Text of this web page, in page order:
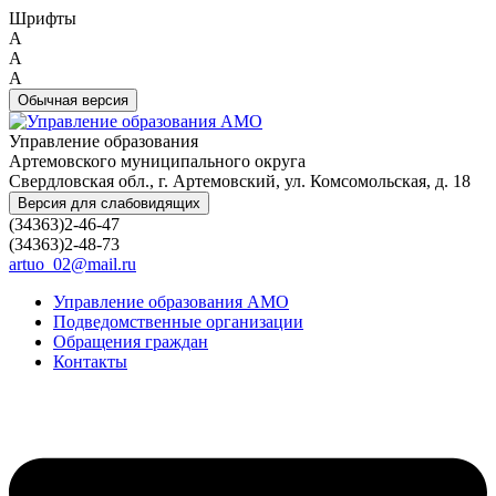
Шрифты
A
A
A
Обычная версия
Управление образования
Артемовского муниципального округа
Свердловская обл., г. Артемовский, ул. Комсомольская, д. 18
Версия для слабовидящих
(34363)2-46-47
(34363)2-48-73
artuo_02@mail.ru
Управление образования АМО
Подведомственные организации
Обращения граждан
Контакты